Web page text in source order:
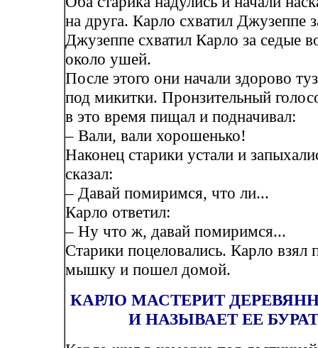
на друга. Карло схватил Джузеппе
Джузеппе схватил Карло за седые
около ушей.
После этого они начали здорово
под микитки. Пронзительный
в это время пищал и подначивал:
– Вали, вали хорошенько!
Наконец старики устали и
сказал:
– Давай помиримся, что ли...
Карло ответил:
– Ну что ж, давай помиримся...
Старики поцеловались. Карло взял
мышку и пошел домой.
КАРЛО МАСТЕРИТ
И НАЗЫВАЕТ ЕЕ